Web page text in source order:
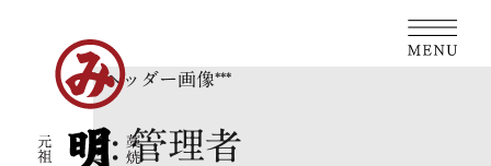
content
***ヘッダー画像***
投稿者:管理者